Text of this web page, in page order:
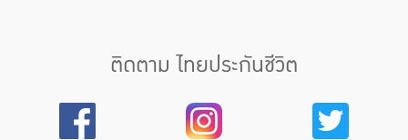
ติดตาม ไทยประกันชีวิต